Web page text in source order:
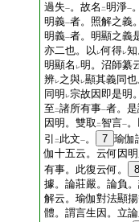
過失一。故名 二明淨一
明義一者。照解之義
明義一者。明顯之義
亦二也。以 レ何得レ
明顯名 レ明。沼師纂
辨レ之與レ顯其義同
同明 レ宗故因即是明
至 二諸所有事一者。
因明。雙取 二智言一
引
二 此文一。 7 瑜伽
伽十五云。云何因
有事。此復云何。
8
據。論莊嚴。論負
解云。瑜伽對法顯
體。謂言生因。立